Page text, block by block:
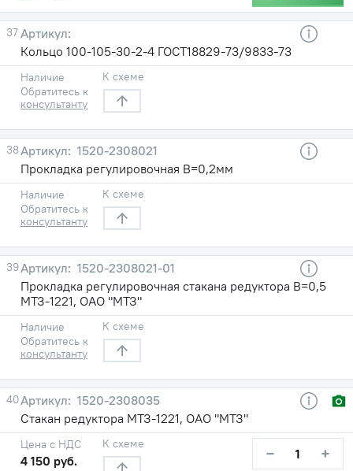
37
Кольцо 100-105-30-2-4 ГОСТ18829-73/9833-73
Наличие
Обратитесь к
консультанту
К схеме
38
1520-2308021
Прокладка регулировочная В=0,2мм
Наличие
Обратитесь к
консультанту
К схеме
39
1520-2308021-01
Прокладка регулировочная стакана редуктора В=0,5
МТЗ-1221, ОАО "МТЗ"
Наличие
Обратитесь к
консультанту
К схеме
40
1520-2308035
Стакан редуктора МТЗ-1221, ОАО "МТЗ"
Цена с НДС
4 150 руб.
К схеме − +